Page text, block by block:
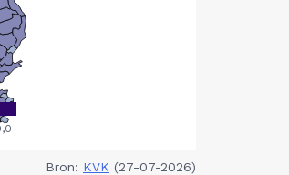
Bron: KVK (27-07-2026)